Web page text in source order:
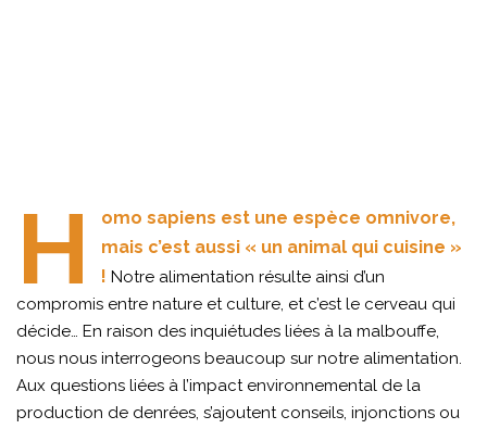
H
omo sapiens est une espèce omnivore,
mais c’est aussi « un animal qui cuisine »
! Notre alimentation résulte ainsi d’un
compromis entre nature et culture, et c’est le cerveau qui
décide… En raison des inquiétudes liées à la malbouffe,
nous nous interrogeons beaucoup sur notre alimentation.
Aux questions liées à l’impact environnemental de la
production de denrées, s’ajoutent conseils, injonctions ou